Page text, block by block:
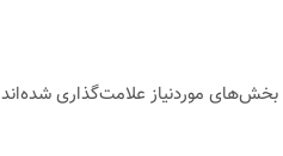
بخش‌های موردنیاز علامت‌گذاری شده‌اند